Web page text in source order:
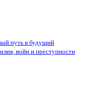
путь в будущий
войн и преступности